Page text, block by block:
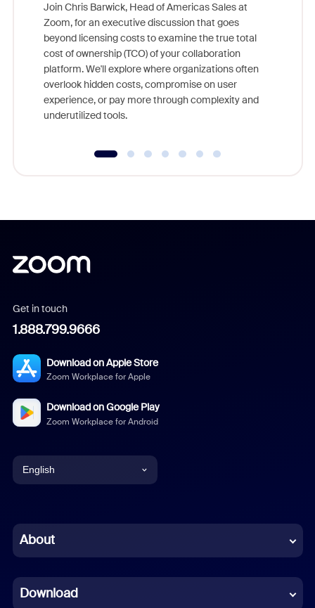
Join Chris Barwick, Head of Americas Sales at
Zoom, for an executive discussion that goes
beyond licensing costs to examine the true total
cost of ownership (TCO) of your collaboration
platform. We'll explore where organizations often
overlook hidden costs, compromise on user
experience, or pay more through complexity and
underutilized tools.
Get in touch
1.888.799.9666
Download on Apple Store
Zoom Workplace for Apple
Download on Google Play
Zoom Workplace for Android
English
Chinese (Simplified)
French
About
Download